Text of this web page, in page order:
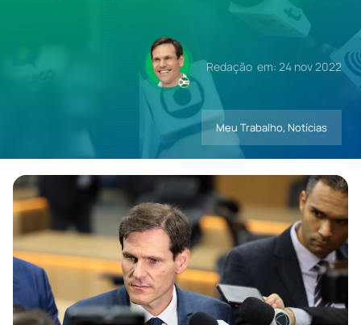
Redação em: 24 nov 2022
Meu Trabalho, Notícias